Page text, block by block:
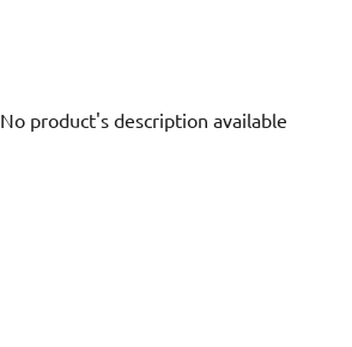
No product's description available